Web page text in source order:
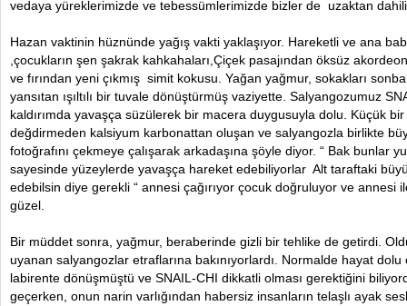
vedaya yüreklerimizde ve tebessümlerimizde bizler de uzaktan
Hazan vaktinin hüznünde yağış vakti yaklaşıyor. Hareketli ve ana
,çocukların şen şakrak kahkahaları,Çiçek pasajından öksüz
ve fırından yeni çıkmış simit kokusu. Yağan yağmur, sokakları
yansıtan ışıltılı bir tuvale dönüştürmüş vaziyette. Salyangozumuz
kaldırımda yavaşça süzülerek bir macera duygusuyla dolu. Küçük
değdirmeden kalsiyum karbonattan oluşan ve salyangozla birlikte
fotoğrafını çekmeye çalışarak arkadaşına şöyle diyor. “ Bak bunlar
sayesinde yüzeylerde yavaşça hareket edebiliyorlar Alt taraftaki
edebilsin diye gerekli “ annesi çağırıyor çocuk doğruluyor ve
güzel.
Bir müddet sonra, yağmur, beraberinde gizli bir tehlike de getirdi.
uyanan salyangozlar etraflarına bakınıyorlardı. Normalde hayat
labirente dönüşmüştü ve SNAIL-CHI dikkatli olması gerektiğini
geçerken, onun narin varlığından habersiz insanların telaşlı ayak